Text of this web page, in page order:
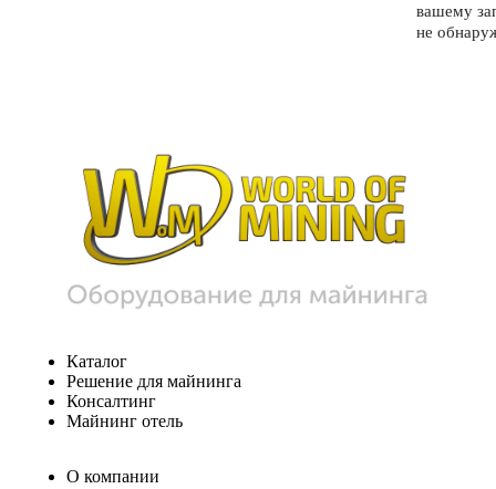
вашему
не
Каталог
Решение для майнинга
Консалтинг
Майнинг отель
О компании